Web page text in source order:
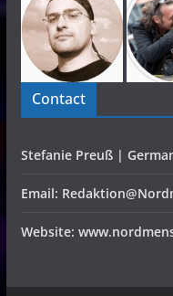
Contact
Stefanie Preuß |
Email:
Website: